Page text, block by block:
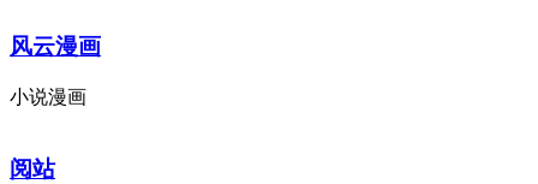
风云漫画
小说漫画
阅站